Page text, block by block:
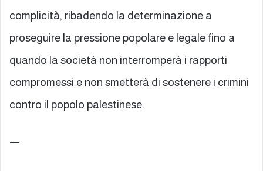
complicità, ribadendo la determinazione a
proseguire la pressione popolare e legale fino a
quando la società non interromperà i rapporti
compromessi e non smetterà di sostenere i crimini
contro il popolo palestinese.
—